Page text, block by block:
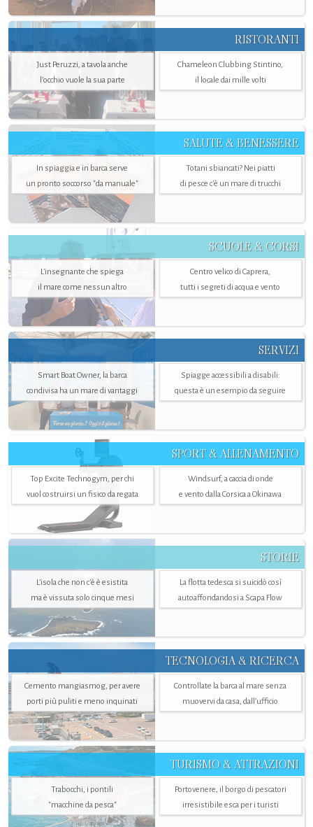
RISTORANTI
Just Peruzzi, a tavola anche
l’occhio vuole la sua parte
Chameleon Clubbing Stintino,
il locale dai mille volti
SALUTE & BENESSERE
In spiaggia e in barca serve
un pronto soccorso "da manuale"
Totani sbiancati? Nei piatti
di pesce c'è un mare di trucchi
SCUOLE & CORSI
L'insegnante che spiega
il mare come nessun altro
Centro velico di Caprera,
tutti i segreti di acqua e vento
SERVIZI
Smart Boat Owner, la barca
condivisa ha un mare di vantaggi
Spiagge accessibili a disabili:
questa è un esempio da seguire
SPORT & ALLENAMENTO
Top Excite Technogym, per chi
vuol costruirsi un fisico da regata
Windsurf, a caccia di onde
e vento dalla Corsica a Okinawa
STORIE
L’isola che non c'è è esistita
ma è vissuta solo cinque mesi
La flotta tedesca si suicidò così
autoaffondandosi a Scapa Flow
TECNOLOGIA & RICERCA
Cemento mangiasmog, per avere
porti più puliti e meno inquinati
Controllate la barca al mare senza
muovervi da casa, dall’ufficio
TURISMO & ATTRAZIONI
Trabocchi, i pontili
"macchine da pesca"
Portovenere, il borgo di pescatori
irresistibile esca per i turisti